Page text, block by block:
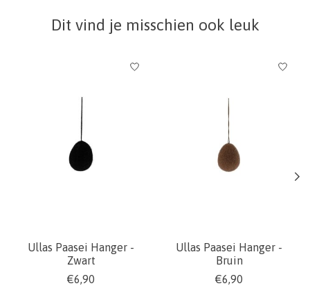
Dit vind je misschien ook leuk
Items van productcarrousel
Ullas Paasei Hanger -
Zwart
€6,90
Ullas Paasei Hanger -
Bruin
€6,90